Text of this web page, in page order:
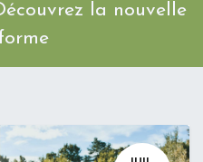
la nouvelle